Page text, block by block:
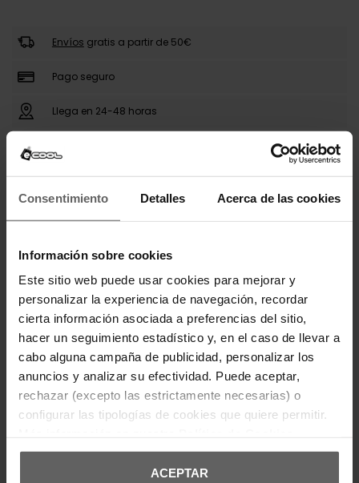
Consentimiento Detalles Acerca de las cookies
Información sobre cookies
Este sitio web puede usar cookies para mejorar y
personalizar la experiencia de navegación, recordar
cierta información asociada a preferencias del sitio,
hacer un seguimiento estadístico y, en el caso de llevar a
cabo alguna campaña de publicidad, personalizar los
anuncios y analizar su efectividad. Puede aceptar,
rechazar (excepto las estrictamente necesarias) o
configurar las tipologías de cookies que quiere permitir.
ACEPTAR
Envíos gratis a partir de 50€
Pago seguro
Llega en 24-48 horas
DESCRIPCIÓN
diseño minimalista con cuello subido y mangas
algodón, ofrece un ajuste ceñido que realza la
silueta. El discreto logotipo metálico en el pecho
aporta un detalle distintivo. Ideal para un look
casual con un toque elegante.
Composición: 95% algodón orgánico, 5% elastano.
DETALLES DEL PRODUCTO
DEVOLUCIONES Y CAMBIOS
INFORMACIÓN ENVÍOS